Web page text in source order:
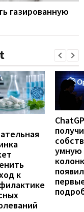
газированную
к
умную